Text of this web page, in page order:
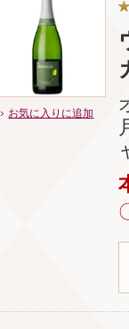
お気に入りに追加